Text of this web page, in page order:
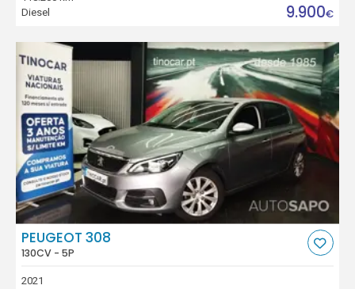
Diesel
9.900€
PEUGEOT 308
130CV - 5P
2021